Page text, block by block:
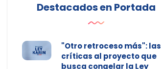
Destacados en Portada
"Otro retroceso más": las
críticas al proyecto que
busca congelar la Ley